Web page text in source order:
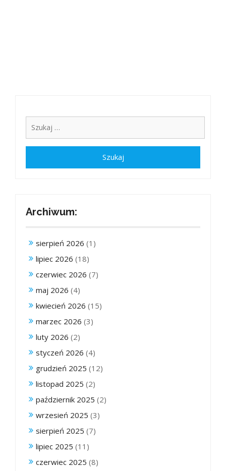
Archiwum:
sierpień 2026 (1)
lipiec 2026 (18)
czerwiec 2026 (7)
maj 2026 (4)
kwiecień 2026 (15)
marzec 2026 (3)
luty 2026 (2)
styczeń 2026 (4)
grudzień 2025 (12)
listopad 2025 (2)
październik 2025 (2)
wrzesień 2025 (3)
sierpień 2025 (7)
lipiec 2025 (11)
czerwiec 2025 (8)